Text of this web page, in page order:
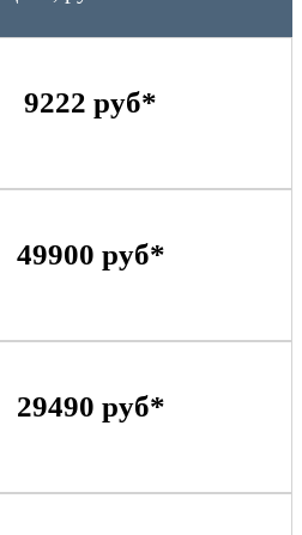
9222 руб*
49900 руб*
29490 руб*